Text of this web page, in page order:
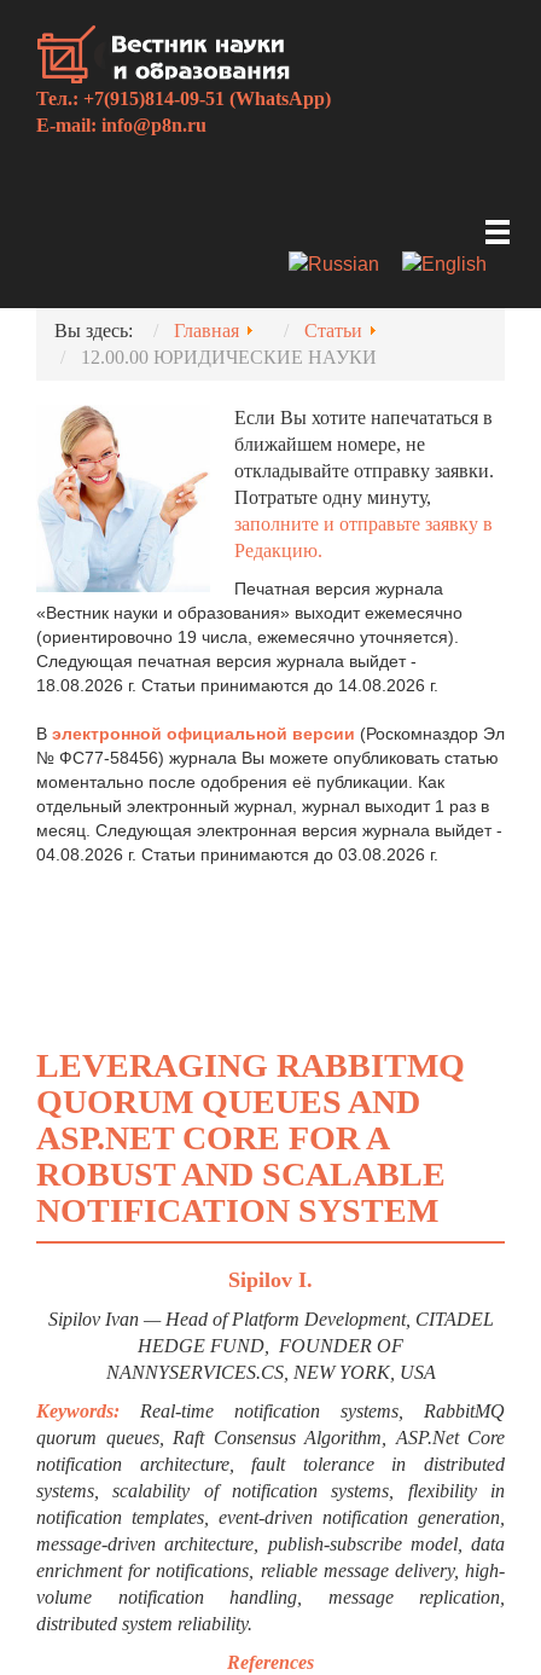
Тел.: +7(915)814-09-51 (WhatsApp)
E-mail: info@p8n.ru
Вы здесь: Главная
Статьи
12.00.00 ЮРИДИЧЕСКИЕ НАУКИ
Если Вы хотите напечататься в
ближайшем номере, не
откладывайте отправку заявки.
Потратьте одну минуту,
заполните и отправьте заявку в
Редакцию.
Печатная версия журнала
«Вестник науки и образования» выходит ежемесячно
(ориентировочно 19 числа, ежемесячно уточняется).
Следующая печатная версия журнала выйдет -
18.08.2026 г. Статьи принимаются до 14.08.2026 г.
В электронной официальной версии (Роскомназдор Эл
№ ФС77-58456) журнала Вы можете опубликовать статью
моментально после одобрения её публикации. Как
отдельный электронный журнал, журнал выходит 1 раз в
месяц. Следующая электронная версия журнала выйдет -
04.08.2026 г. Статьи принимаются до 03.08.2026 г.
LEVERAGING RABBITMQ
QUORUM QUEUES AND
ASP.NET CORE FOR A
ROBUST AND SCALABLE
NOTIFICATION SYSTEM
Sipilov I.
Sipilov Ivan — Head of Platform Development, CITADEL
HEDGE FUND, FOUNDER OF
NANNYSERVICES.CS, NEW YORK, USA
Keywords: Real-time notification systems, RabbitMQ
quorum queues, Raft Consensus Algorithm, ASP.Net Core
notification architecture, fault tolerance in distributed
systems, scalability of notification systems, flexibility in
notification templates, event-driven notification generation,
message-driven architecture, publish-subscribe model, data
enrichment for notifications, reliable message delivery, high-
volume notification handling, message replication,
distributed system reliability.
References